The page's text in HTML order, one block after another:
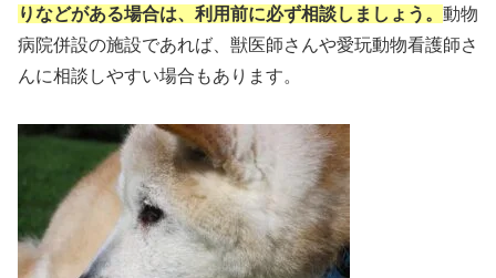
りなどがある場合は、利用前に必ず相談しましょう。 動物
病院併設の施設であれば、獣医師さんや愛玩動物看護師さ
んに相談しやすい場合もあります。